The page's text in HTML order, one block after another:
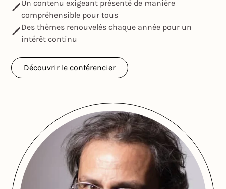
Un contenu exigeant présenté de manière
compréhensible pour tous
Des thèmes renouvelés chaque année pour un
intérêt continu
Découvrir le conférencier